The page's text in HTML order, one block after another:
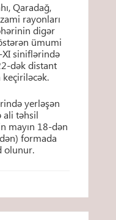
Qaradağ,
rayonları
digər
ümumi
siniflərində
dək distant
yerləşən
ali təhsil
mayın 18-dən
formada
olunur.